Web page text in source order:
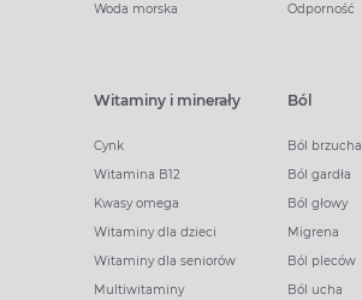
Woda morska
Odporność
Witaminy i minerały
Cynk
Witamina B12
Kwasy omega
Witaminy dla dzieci
Witaminy dla seniorów
Multiwitaminy
Ból
Ból brzucha
Ból gardła
Ból głowy
Migrena
Ból pleców
Ból ucha